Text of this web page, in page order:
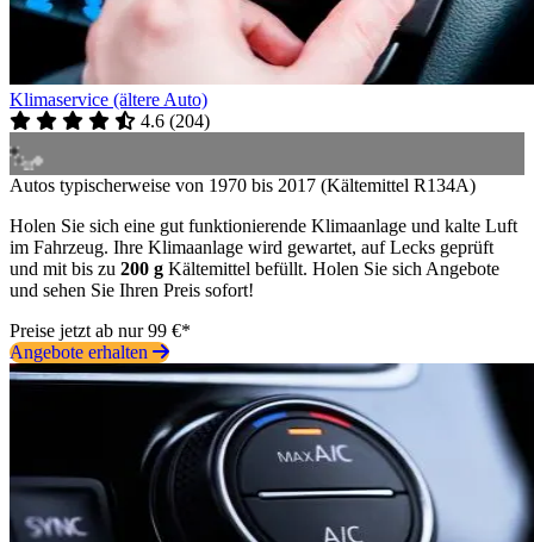
Klimaservice (ältere Auto)
4.6 (204)
Autos typischerweise von 1970 bis 2017 (Kältemittel R134A)
Holen Sie sich eine gut funktionierende Klimaanlage und kalte Luft
im Fahrzeug. Ihre Klimaanlage wird gewartet, auf Lecks geprüft
und mit bis zu 200 g Kältemittel befüllt. Holen Sie sich Angebote
und sehen Sie Ihren Preis sofort!
Preise jetzt ab nur 99 €*
Angebote erhalten